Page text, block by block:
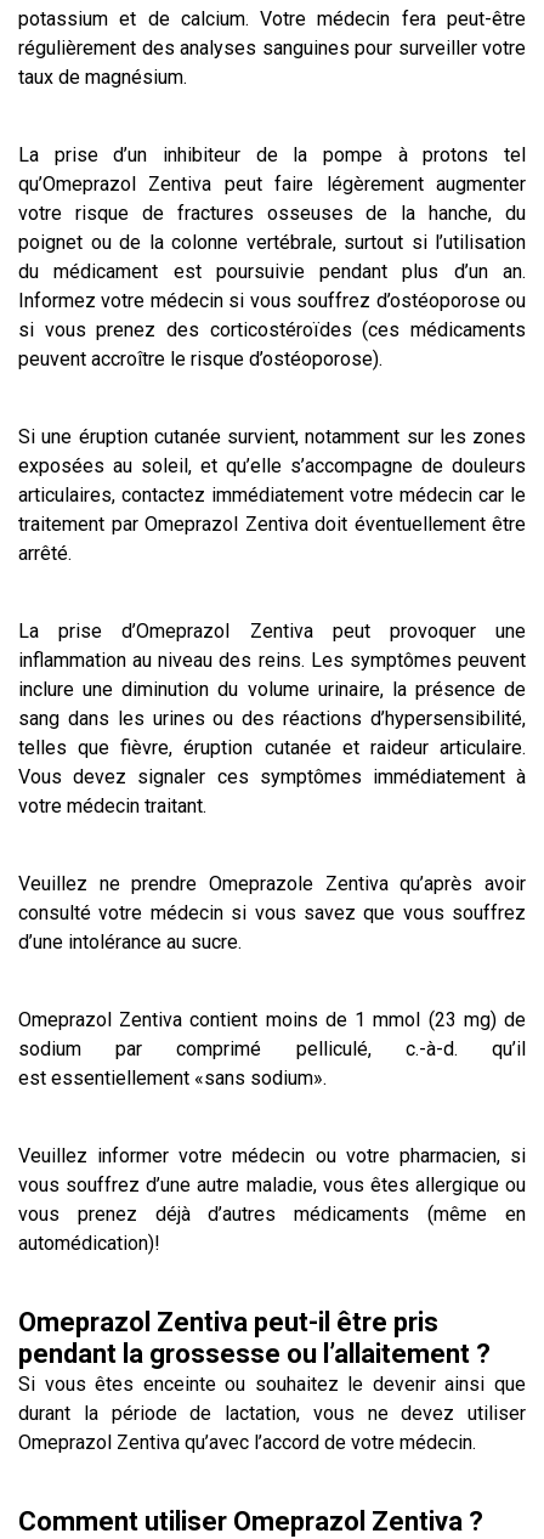
potassium et de calcium. Votre médecin fera peut-être
régulièrement des analyses sanguines pour surveiller votre
taux de magnésium.
La prise d’un inhibiteur de la pompe à protons tel
qu’Omeprazol Zentiva peut faire légèrement augmenter
votre risque de fractures osseuses de la hanche, du
poignet ou de la colonne vertébrale, surtout si l’utilisation
du médicament est poursuivie pendant plus d’un an.
Informez votre médecin si vous souffrez d’ostéoporose ou
si vous prenez des corticostéroïdes (ces médicaments
peuvent accroître le risque d’ostéoporose).
Si une éruption cutanée survient, notamment sur les zones
exposées au soleil, et qu’elle s’accompagne de douleurs
articulaires, contactez immédiatement votre médecin car le
traitement par Omeprazol Zentiva doit éventuellement être
arrêté.
La prise d’Omeprazol Zentiva peut provoquer une
inflammation au niveau des reins. Les symptômes peuvent
inclure une diminution du volume urinaire, la présence de
sang dans les urines ou des réactions d’hypersensibilité,
telles que fièvre, éruption cutanée et raideur articulaire.
Vous devez signaler ces symptômes immédiatement à
votre médecin traitant.
Veuillez ne prendre Omeprazole Zentiva qu’après avoir
consulté votre médecin si vous savez que vous souffrez
d’une intolérance au sucre.
Omeprazol Zentiva contient moins de 1 mmol (23 mg) de
sodium par comprimé pelliculé, c.-à-d. qu’il
est essentiellement «sans sodium».
Veuillez informer votre médecin ou votre pharmacien, si
vous souffrez d’une autre maladie, vous êtes allergique ou
vous prenez déjà d’autres médicaments (même en
automédication)!
Omeprazol Zentiva peut-il être pris
pendant la grossesse ou l’allaitement ?
Si vous êtes enceinte ou souhaitez le devenir ainsi que
durant la période de lactation, vous ne devez utiliser
Omeprazol Zentiva qu’avec l’accord de votre médecin.
Comment utiliser Omeprazol Zentiva ?